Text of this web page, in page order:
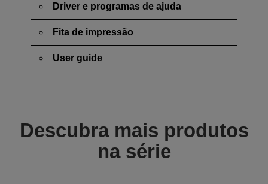
Driver e programas de ajuda
Fita de impressão
User guide
Descubra mais produtos
na série